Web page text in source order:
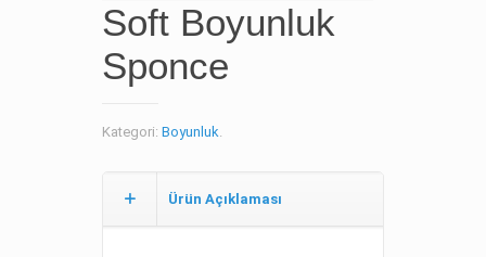
Soft Boyunluk
Sponce
Kategori: Boyunluk.
Ürün Açıklaması